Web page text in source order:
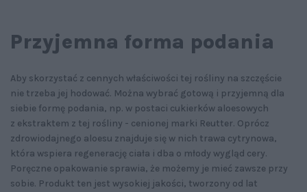
Przyjemna forma podania
Aby skorzystać z cennych właściwości tej rośliny na szczęście
nie trzeba jej hodować. Można wybrać gotową i przyjemną dla
siebie formę podania, np. w postaci cukierków aloesowych
z ekstraktem z tej rośliny - cenionej marki Reutter. Oprócz
zdrowiodajnego aloesu znajduje się w nich trawa cytrynowa,
która wspiera regenerację ciała i dba o młody wygląd cery.
Poręczne opakowanie sprawia, że możemy je mieć zawsze przy
sobie. Produkt ten jest wysokiej jakości, tworzony od lat